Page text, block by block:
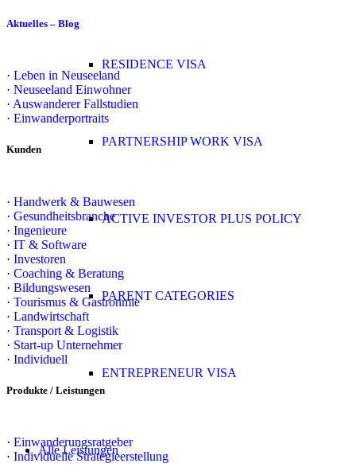
RESIDENCE VISA
PARTNERSHIP WORK VISA
ACTIVE INVESTOR PLUS POLICY
PARENT CATEGORIES
ENTREPRENEUR VISA
Alle Leistungen
Aktuelles – Blog
· Leben in Neuseeland
· Neuseeland Einwohner
· Auswanderer Fallstudien
· Einwanderportraits
Kunden
· Handwerk & Bauwesen
· Gesundheitsbranche
· Ingenieure
· IT & Software
· Investoren
· Coaching & Beratung
· Bildungswesen
· Tourismus & Gastronmie
· Landwirtschaft
· Transport & Logistik
· Start-up Unternehmer
· Individuell
Produkte / Leistungen
· Einwanderungsratgeber
· Individuelle Strategieerstellung